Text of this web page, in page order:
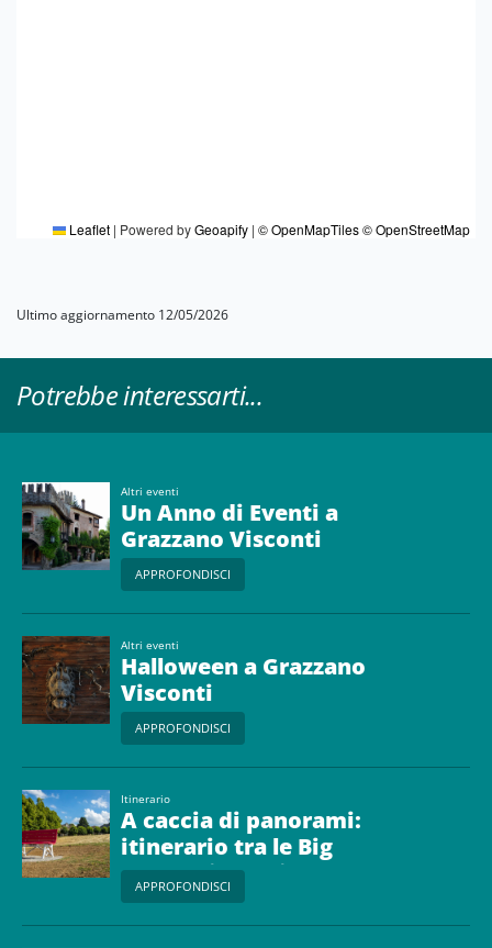
Leaflet | Powered byGeoapify | © OpenMapTiles© OpenStreetMap
Ultimo aggiornamento 12/05/2026
Potrebbe interessarti...
Altri eventi
Un Anno di Eventi a
Grazzano Visconti
APPROFONDISCI
Altri eventi
Halloween a Grazzano
Visconti
APPROFONDISCI
Itinerario
A caccia di panorami:
itinerario tra le Big
Bench piacentine
APPROFONDISCI